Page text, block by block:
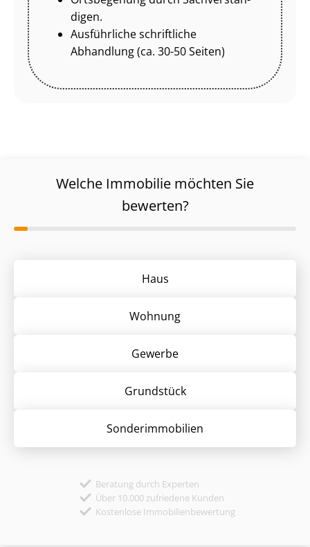
di­gen.
Ausführliche schriftliche
Abhandlung (ca. 30-50 Seiten)
Welche Immobilie möchten Sie
bewerten?
Haus
Wohnung
Gewerbe
Grund­stück
Sonder­immobilien
Beratung durch Experten
Über 10.000 zufriedene Kunden
Kostenlose Immobilienbewertung